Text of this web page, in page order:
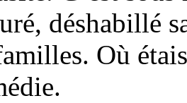
déshabillé
Où